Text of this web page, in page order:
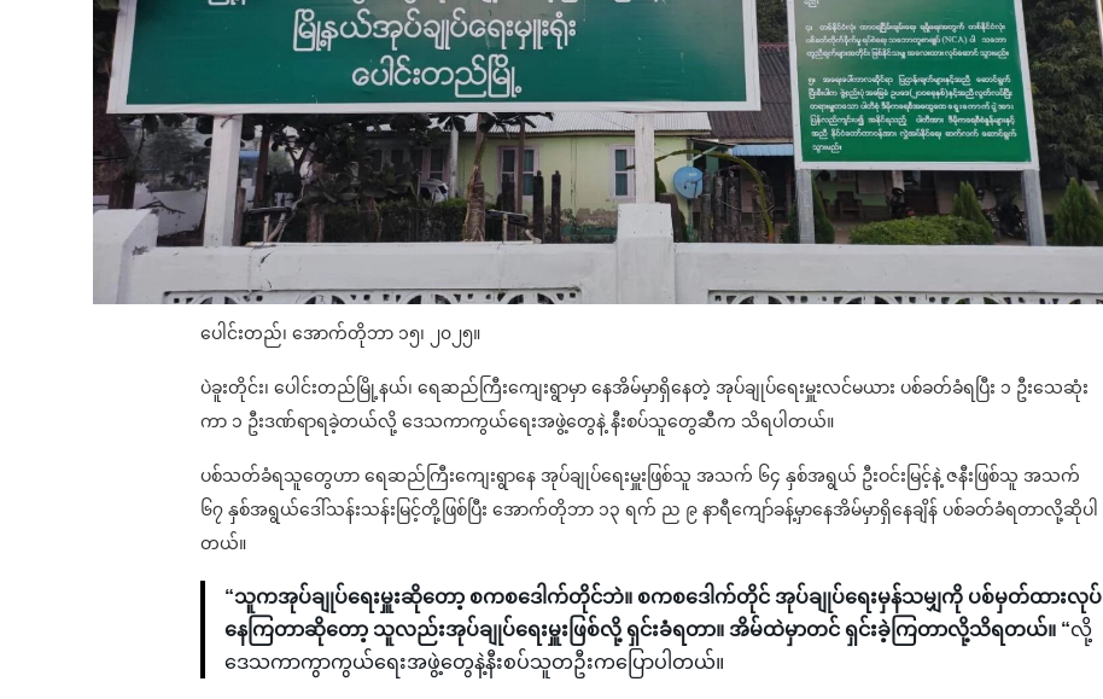
ပေါင်းတည်၊ အောက်တိုဘာ ၁၅၊ ၂၀၂၅။
ပဲခူးတိုင်း၊ ပေါင်းတည်မြို့နယ်၊ ရေဆည်ကြီးကျေးရွာမှာ နေအိမ်မှာရှိနေတဲ့ အုပ်ချုပ်ရေးမှူးလင်မယား ပစ်ခတ်ခံရပြီး ၁ ဦးသေဆုံး
ကာ ၁ ဦးဒဏ်ရာရခဲ့တယ်လို့ ဒေသကာကွယ်ရေးအဖွဲ့တွေနဲ့ နီးစပ်သူတွေဆီက သိရပါတယ်။
ပစ်သတ်ခံရသူတွေဟာ ရေဆည်ကြီးကျေးရွာနေ အုပ်ချုပ်ရေးမှူးဖြစ်သူ အသက် ၆၄ နှစ်အရွယ် ဦးဝင်းမြင့်နဲ့ ဇနီးဖြစ်သူ အသက်
၆၇ နှစ်အရွယ်ဒေါ်သန်းသန်းမြင့်တို့ဖြစ်ပြီး အောက်တိုဘာ ၁၃ ရက် ည ၉ နာရီကျော်ခန့်မှာနေအိမ်မှာရှိနေချိန် ပစ်ခတ်ခံရတာလို့ဆိုပါ
တယ်။
“သူကအုပ်ချုပ်ရေးမှူးဆိုတော့ စကစဒေါက်တိုင်ဘဲ။ စကစဒေါက်တိုင် အုပ်ချုပ်ရေးမှန်သမျှကို ပစ်မှတ်ထားလုပ်
နေကြတာဆိုတော့ သူလည်းအုပ်ချုပ်ရေးမှူးဖြစ်လို့ ရှင်းခံရတာ။ အိမ်ထဲမှာတင် ရှင်းခဲ့ကြတာလို့သိရတယ်။ “လို့
ဒေသကာကွာကွယ်ရေးအဖွဲ့တွေနဲ့နီးစပ်သူတဦးကပြောပါတယ်။